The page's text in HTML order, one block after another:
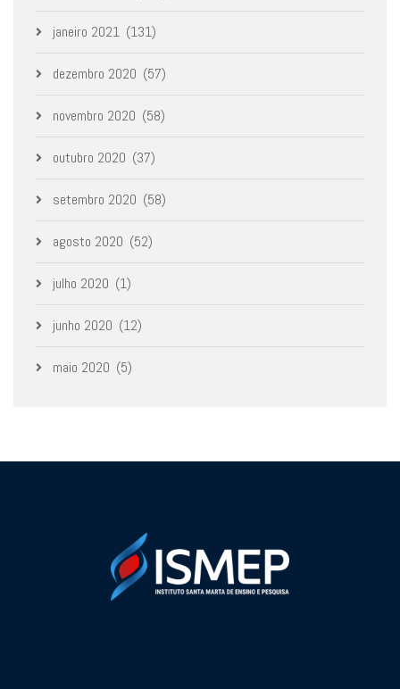
janeiro 2021 (131)
dezembro 2020 (57)
novembro 2020 (58)
outubro 2020 (37)
setembro 2020 (58)
agosto 2020 (52)
julho 2020 (1)
junho 2020 (12)
maio 2020 (5)